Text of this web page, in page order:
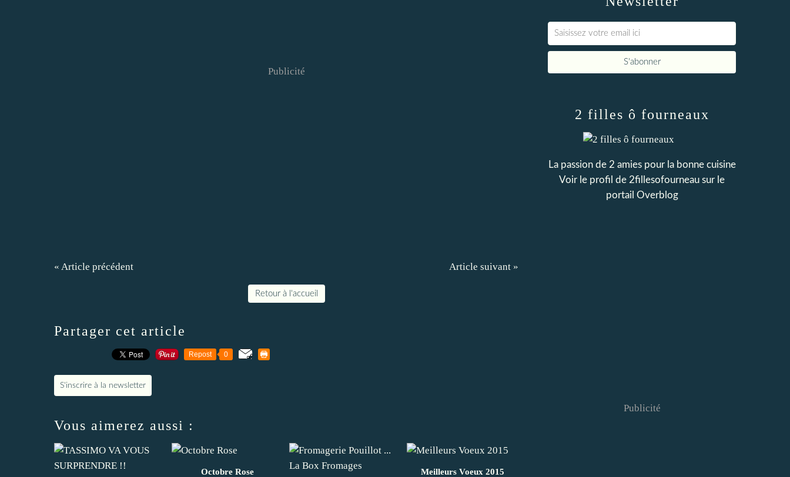
Publicité
« Article précédent Article suivant »
Retour à l'accueil
Partager cet article
Repost 0
S'inscrire à la newsletter
Vous aimerez aussi :
Octobre Rose
Meilleurs Voeux 2015
2 filles ô fourneaux
La passion de 2 amies pour la bonne cuisine
Voir le profil de 2fillesofourneau sur le
portail Overblog
Publicité